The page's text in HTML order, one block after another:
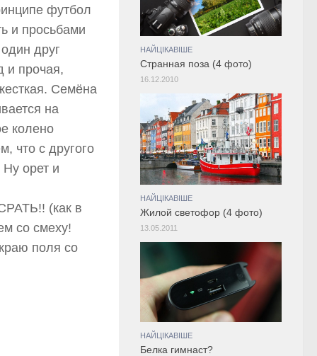
футбол
и просьбами
друг
и прочая,
Семёна
на
колено
что с другого
орет и
(как в
со смеху!
поля со
НАЙЦІКАВІШЕ
Странная поза (4 фото)
16.12.2010
НАЙЦІКАВІШЕ
Жилой светофор (4 фото)
13.05.2011
НАЙЦІКАВІШЕ
Белка гимнаст?